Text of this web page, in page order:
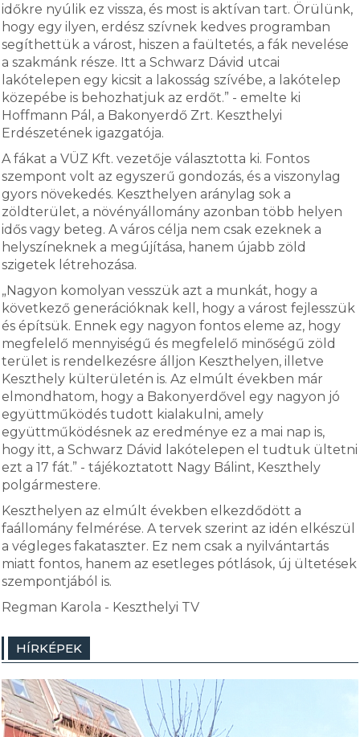
időkre nyúlik ez vissza, és most is aktívan tart. Örülünk,
hogy egy ilyen, erdész szívnek kedves programban
segíthettük a várost, hiszen a faültetés, a fák nevelése
a szakmánk része. Itt a Schwarz Dávid utcai
lakótelepen egy kicsit a lakosság szívébe, a lakótelep
közepébe is behozhatjuk az erdőt.” - emelte ki
Hoffmann Pál, a Bakonyerdő Zrt. Keszthelyi
Erdészetének igazgatója.
A fákat a VÜZ Kft. vezetője választotta ki. Fontos
szempont volt az egyszerű gondozás, és a viszonylag
gyors növekedés. Keszthelyen aránylag sok a
zöldterület, a növényállomány azonban több helyen
idős vagy beteg. A város célja nem csak ezeknek a
helyszíneknek a megújítása, hanem újabb zöld
szigetek létrehozása.
„Nagyon komolyan vesszük azt a munkát, hogy a
következő generációknak kell, hogy a várost fejlesszük
és építsük. Ennek egy nagyon fontos eleme az, hogy
megfelelő mennyiségű és megfelelő minőségű zöld
terület is rendelkezésre álljon Keszthelyen, illetve
Keszthely külterületén is. Az elmúlt években már
elmondhatom, hogy a Bakonyerdővel egy nagyon jó
együttműködés tudott kialakulni, amely
együttműködésnek az eredménye ez a mai nap is,
hogy itt, a Schwarz Dávid lakótelepen el tudtuk ültetni
ezt a 17 fát.” - tájékoztatott Nagy Bálint, Keszthely
polgármestere.
Keszthelyen az elmúlt években elkezdődött a
faállomány felmérése. A tervek szerint az idén elkészül
a végleges fakataszter. Ez nem csak a nyilvántartás
miatt fontos, hanem az esetleges pótlások, új ültetések
szempontjából is.
Regman Karola - Keszthelyi TV
HÍRKÉPEK